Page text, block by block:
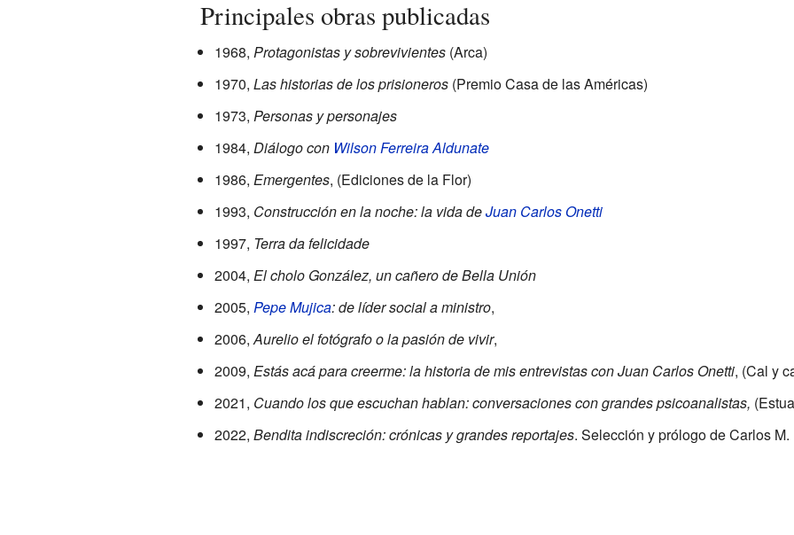
Principales obras publicadas
1968, Protagonistas y sobrevivientes(Arca)
1970, Las historias de los prisioneros(Premio Casa de las Américas)
1973, Personas y personajes
1984, Diálogo con Wilson Ferreira Aldunate
1986, Emergentes, (Ediciones de la Flor)
1993, Construcción en la noche: la vida deJuan Carlos Onetti
1997, Terra da felicidade
2004, El cholo González, un cañero de Bella Unión
2005, Pepe Mujica: de líder social a ministro,
2006,Aurelio el fotógrafo o la pasión de vivir,
2009, Estás acá para creerme: la historia de mis entrevistas con Juan Carlos Onetti, (Cal y
2021, Cuando los que escuchan hablan: conversaciones con grandes psicoanalistas,
2022, Bendita indiscreción: crónicas y grandes reportajes. Selección y prólogo de Carlos